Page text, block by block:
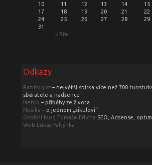
« Bře
10
11 12 13 14 15
17
18 19 20 21 22
24
25 26 27 28 29
31
Odkazy
Razitkuj.cz– největší sbírka více než 700
sběratele a nadšence
Netko – příběhy ze života
Nešika – o jednom „šikulovi“
Osobní blog Tomáše Erlicha SEO, Adsense,
Web Lukáš Faltýnka